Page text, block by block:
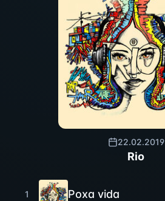
22.02.2019
Rio
1 Poxa vida